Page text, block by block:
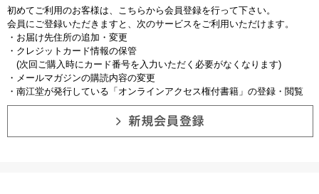
初めてご利用のお客様は、こちらから会員登録を行って下さい。
会員にご登録いただきますと、次のサービスをご利用いただけます。
・お届け先住所の追加・変更
・クレジットカード情報の保管
(次回ご購入時にカード番号を入力いただく必要がなくなります)
・メールマガジンの購読内容の変更
・南江堂が発行している「オンラインアクセス権付書籍」の登録・閲覧